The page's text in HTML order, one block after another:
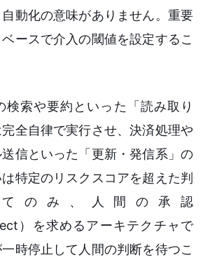
動化の意味がありません。重要
ースで介入の閾値を設定するこ
検索や要約といった「読み取り
全自律で実行させ、決済処理や
信といった「更新・発信系」の
特定のリスクスコアを超えた判
のみ、人間の承認
）を求めるアーキテクチャで
時停止して人間の判断を待つこ